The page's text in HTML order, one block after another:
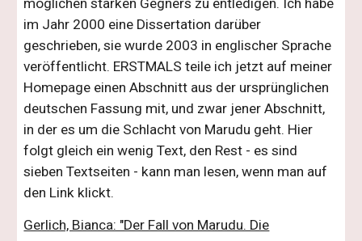
möglichen starken Gegners zu entledigen. Ich habe
im Jahr 2000 eine Dissertation darüber
geschrieben, sie wurde 2003 in englischer Sprache
veröffentlicht. ERSTMALS teile ich jetzt auf meiner
Homepage einen Abschnitt aus der ursprünglichen
deutschen Fassung mit, und zwar jener Abschnitt,
in der es um die Schlacht von Marudu geht. Hier
folgt gleich ein wenig Text, den Rest - es sind
sieben Textseiten - kann man lesen, wenn man auf
den Link klickt.
Gerlich, Bianca: "Der Fall von Marudu. Die